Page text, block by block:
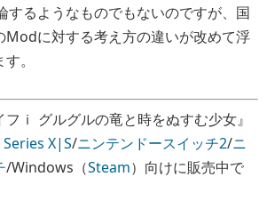
するようなものでもないのですが、国
Modに対する考え方の違いが改めて浮
。
フｉ グルグルの竜と時をぬすむ少女』
X|S/ニンテンドースイッチ2/ニ
/Windows（Steam）向けに販売中で